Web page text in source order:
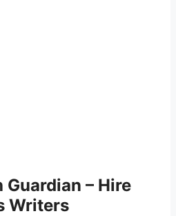
Guardian – Hire
Writers